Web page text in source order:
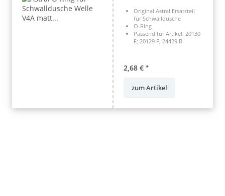
Original Astral Ersatzteil
für Schwalldusche
O-Ring
Passend für Artikel: 20130
F; 20129 F; 24429 B
2,68 € *
zum Artikel